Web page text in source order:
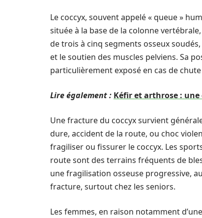
Le coccyx, souvent appelé « queue »
située à la base de la colonne
de trois à cinq segments osseux
et le soutien des muscles pelviens. Sa
particulièrement exposé en cas de
Lire également : Kéfir et arthrose :
Une fracture du coccyx survient
dure, accident de la route, ou choc
fragiliser ou fissurer le coccyx. Les
route sont des terrains fréquents de
une fragilisation osseuse progressive,
fracture, surtout chez les seniors.
Les femmes, en raison notamment